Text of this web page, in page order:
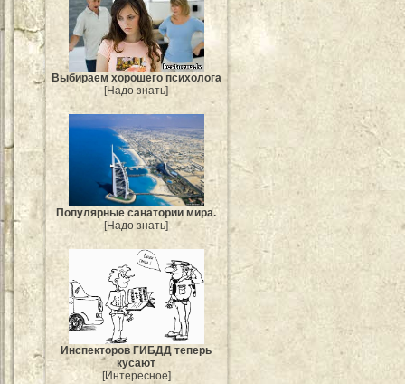
Выбираем хорошего психолога
[Надо знать]
Популярные санатории мира.
[Надо знать]
Инспекторов ГИБДД теперь
кусают
[Интересное]